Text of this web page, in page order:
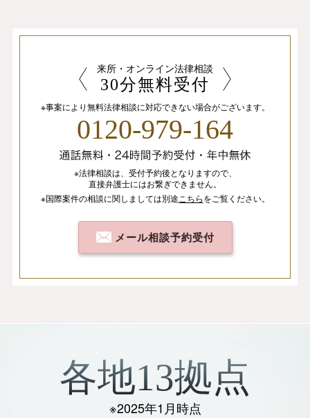
来所・オンライン法律相談
30分無料受付
※事案により無料法律相談に対応できない場合がございます。
0120-979-164
※法律相談は、 受付予約後となりますので、
直接弁護士にはお繋ぎできません。
※国際案件の相談に関しましては別途 こちらをご覧ください。
メール相談予約受付
各地13拠点
※2025年1月時点